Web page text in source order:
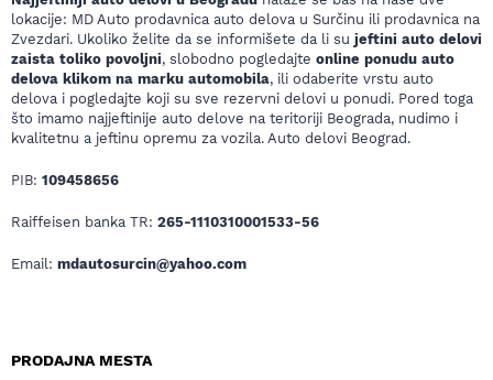
lokacije: MD Auto prodavnica auto delova u Surčinu ili prodavnica na
Zvezdari. Ukoliko želite da se informišete da li su jeftini auto delovi
zaista toliko povoljni, slobodno pogledajte online ponudu auto
delova klikom na marku automobila, ili odaberite vrstu auto
delova i pogledajte koji su sve rezervni delovi u ponudi. Pored toga
što imamo najjeftinije auto delove na teritoriji Beograda, nudimo i
kvalitetnu a jeftinu opremu za vozila. Auto delovi Beograd.
PIB: 109458656
Raiffeisen banka TR: 265-1110310001533-56
Email: mdautosurcin@yahoo.com
PRODAJNA MESTA